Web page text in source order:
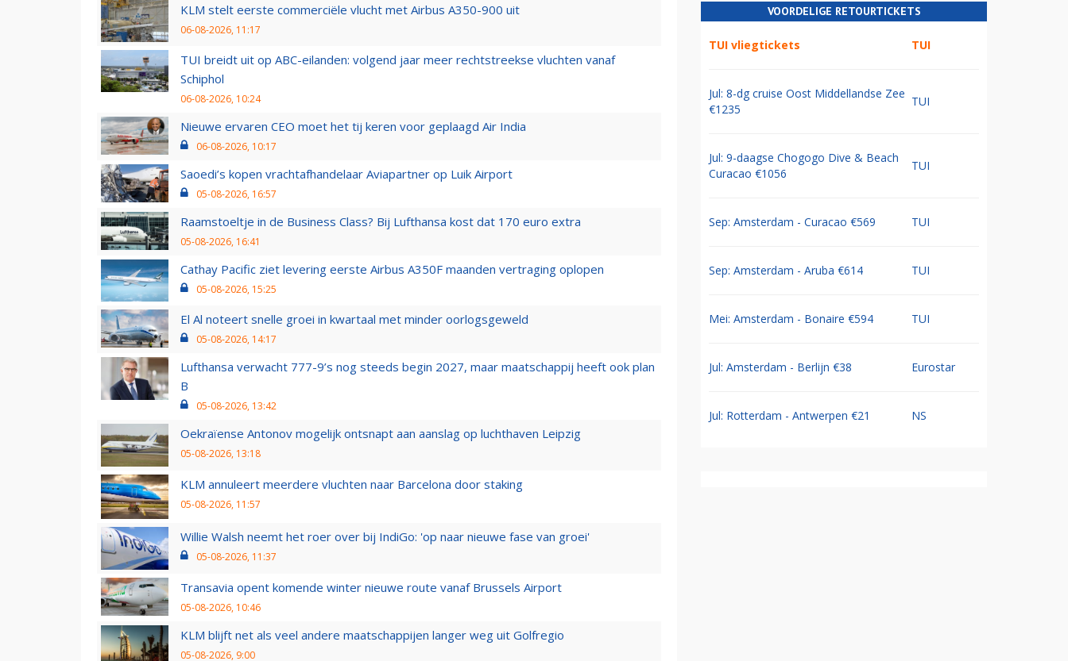
KLM stelt eerste commerciële vlucht met Airbus A350-900 uit
06-08-2026, 11:17
TUI breidt uit op ABC-eilanden: volgend jaar meer rechtstreekse vluchten vanaf
Schiphol
06-08-2026, 10:24
Nieuwe ervaren CEO moet het tij keren voor geplaagd Air India
06-08-2026, 10:17
Saoedi’s kopen vrachtafhandelaar Aviapartner op Luik Airport
05-08-2026, 16:57
Raamstoeltje in de Business Class? Bij Lufthansa kost dat 170 euro extra
05-08-2026, 16:41
Cathay Pacific ziet levering eerste Airbus A350F maanden vertraging oplopen
05-08-2026, 15:25
El Al noteert snelle groei in kwartaal met minder oorlogsgeweld
05-08-2026, 14:17
Lufthansa verwacht 777-9’s nog steeds begin 2027, maar maatschappij heeft ook plan
B
05-08-2026, 13:42
Oekraïense Antonov mogelijk ontsnapt aan aanslag op luchthaven Leipzig
05-08-2026, 13:18
KLM annuleert meerdere vluchten naar Barcelona door staking
05-08-2026, 11:57
Willie Walsh neemt het roer over bij IndiGo: 'op naar nieuwe fase van groei'
05-08-2026, 11:37
Transavia opent komende winter nieuwe route vanaf Brussels Airport
05-08-2026, 10:46
KLM blijft net als veel andere maatschappijen langer weg uit Golfregio
05-08-2026, 9:00
VOORDELIGE RETOURTICKETS
TUI vliegtickets TUI
Jul: 8-dg cruise Oost Middellandse Zee
€1235
TUI
Jul: 9-daagse Chogogo Dive & Beach
Curacao €1056
TUI
Sep: Amsterdam - Curacao €569 TUI
Sep: Amsterdam - Aruba €614 TUI
Mei: Amsterdam - Bonaire €594 TUI
Jul: Amsterdam - Berlijn €38 Eurostar
Jul: Rotterdam - Antwerpen €21 NS